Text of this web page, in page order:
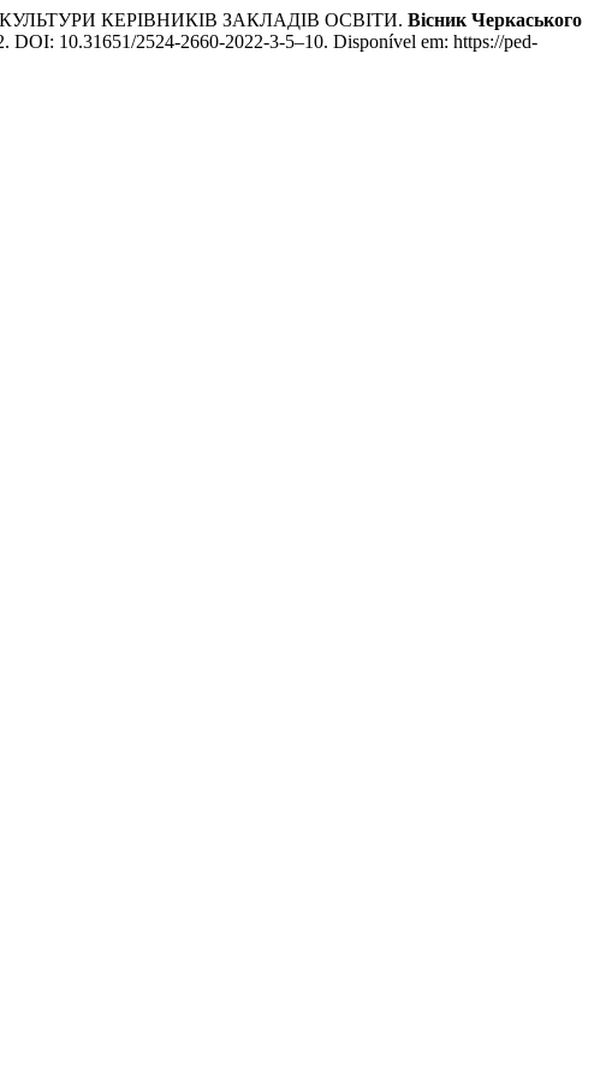
КЕРІВНИКІВ ЗАКЛАДІВ ОСВІТИ. Вісник Черкаського
DOI: 10.31651/2524-2660-2022-3-5–10. Disponível em: https://ped-